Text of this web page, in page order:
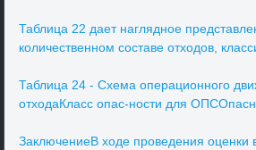
Таблица 22 дает наглядное
количественном составе отходов,
Таблица 24 - Схема операционного
отходаКласс опас-ности для
ЗаключениеВ ходе проведения оценки